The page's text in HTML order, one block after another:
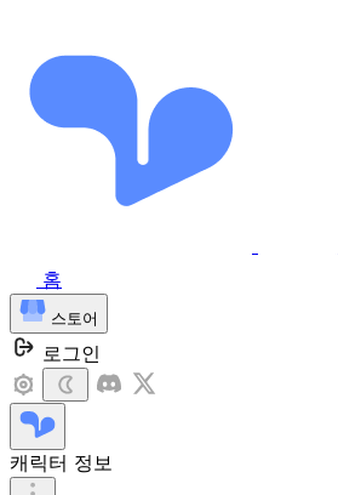
홈
스토어
로그인
캐릭터 정보